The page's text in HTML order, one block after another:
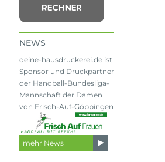
NEWS
deine-hausdruckerei.de ist
Sponsor und Druckpartner
der Handball-Bundesliga-
Mannschaft der Damen
von Frisch-Auf-Göppingen
mehr News